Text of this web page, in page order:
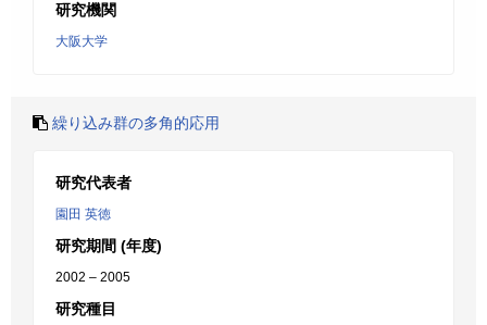
研究機関
大阪大学
繰り込み群の多角的応用
研究代表者
園田 英徳
研究期間 (年度)
2002 – 2005
研究種目